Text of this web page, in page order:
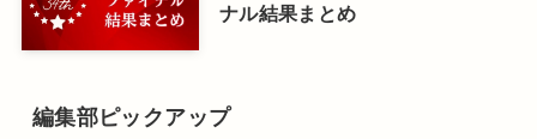
ナル結果まとめ
編集部ピックアップ